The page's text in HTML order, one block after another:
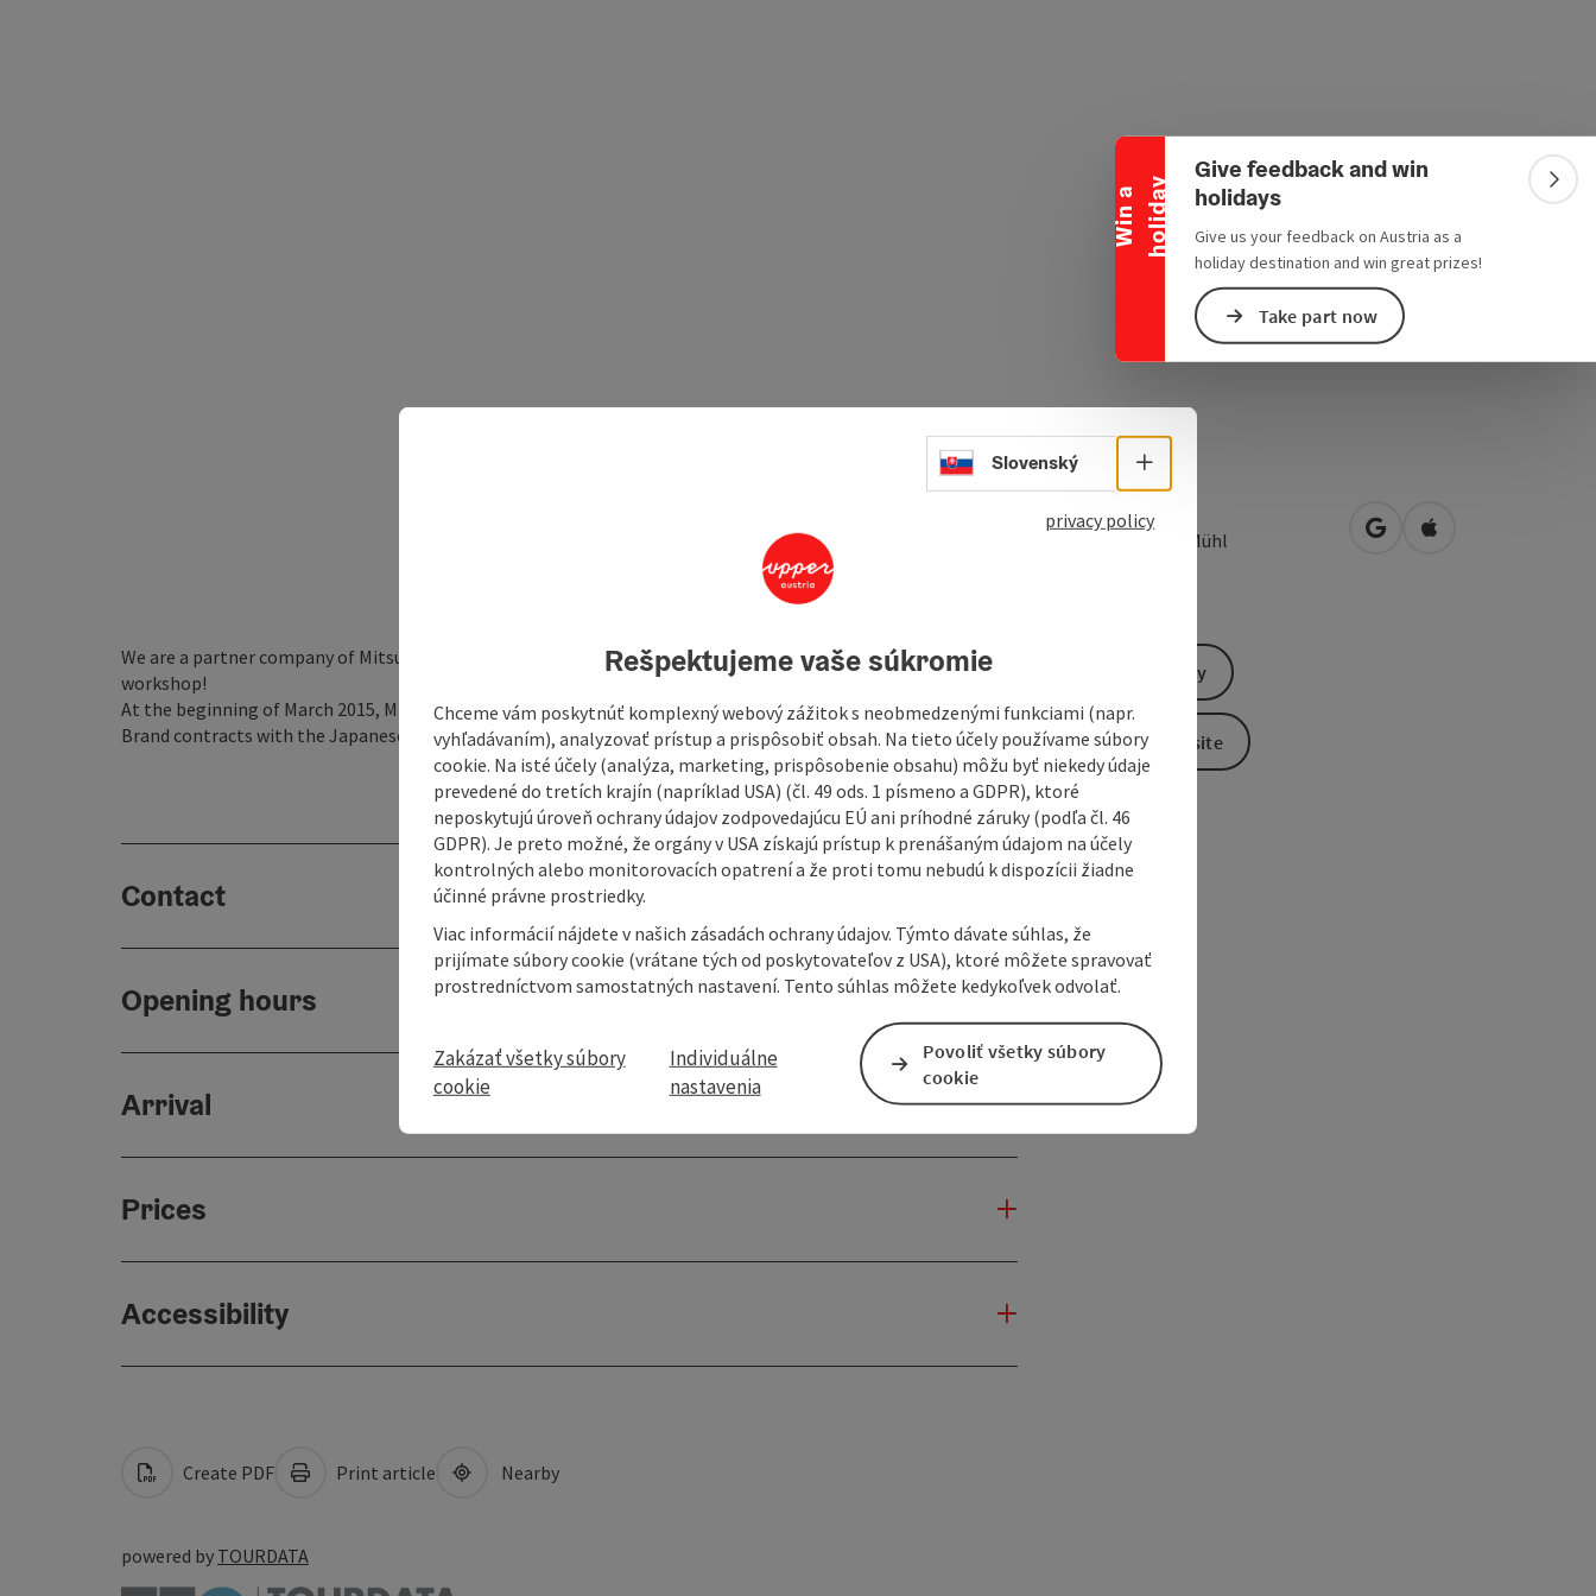
W
i
n
a
h
o
l
i
d
a y
Collapse banner
Give feedback and win
holidays
Give us your feedback on Austria as a
holiday destination and win great prizes!
Take part now
Schwackerreith 13
Haslach an der Mühl open in Google Maps
Open in Apple
We are a partner company of Mitsubishi Austria and look forward to your visit in the sales room and in the
workshop!
At the beginning of March 2015, Mr. Gerhard Madlmyr took over the management of the family business.
Brand contracts with the Japanese quality brands Mitsubishi & Suzuki.
Contact
Opening hours
Arrival
Prices
Accessibility
Send inquiry
To the website
Create PDF Print article Nearby
powered by TOURDATA
Select language - Open menu
Slovenský
privacy policy
Rešpektujeme vaše súkromie
Chceme vám poskytnúť komplexný webový zážitok s neobmedzenými funkciami (napr.
vyhľadávaním), analyzovať prístup a prispôsobiť obsah. Na tieto účely používame súbory
cookie. Na isté účely (analýza, marketing, prispôsobenie obsahu) môžu byť niekedy údaje
prevedené do tretích krajín (napríklad USA) (čl. 49 ods. 1 písmeno a GDPR), ktoré
neposkytujú úroveň ochrany údajov zodpovedajúcu EÚ ani príhodné záruky (podľa čl. 46
GDPR). Je preto možné, že orgány v USA získajú prístup k prenášaným údajom na účely
kontrolných alebo monitorovacích opatrení a že proti tomu nebudú k dispozícii žiadne
účinné právne prostriedky.
Viac informácií nájdete v našich zásadách ochrany údajov. Týmto dávate súhlas, že
prijímate súbory cookie (vrátane tých od poskytovateľov z USA), ktoré môžete spravovať
prostredníctvom samostatných nastavení. Tento súhlas môžete kedykoľvek odvolať.
Zakázať všetky súbory
cookie
Individuálne
nastavenia
Povoliť všetky súbory
cookie